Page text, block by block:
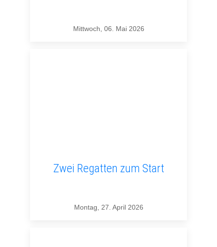
Mittwoch, 06. Mai 2026
Zwei Regatten zum Start
Montag, 27. April 2026